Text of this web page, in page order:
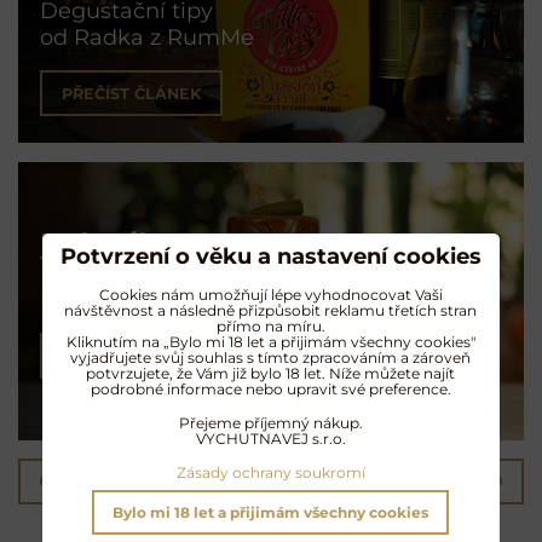
Degustační tipy
od Radka z RumMe
PŘEČÍST ČLÁNEK
Koktejly na rumu
Exotické opojení
NAMÍCHAT KOKTEJL
Předchozí produkt Následující produkt
Potvrzení o věku a nastavení cookies
Cookies nám umožňují lépe vyhodnocovat Vaši
návštěvnost a následně přizpůsobit reklamu třetích stran
přímo na míru.
Kliknutím na „Bylo mi 18 let a přijimám všechny cookies"
vyjadřujete svůj souhlas s tímto zpracováním a zároveň
potvrzujete, že Vám již bylo 18 let. Níže můžete najít
podrobné informace nebo upravit své preference.
Přejeme příjemný nákup.
VYCHUTNAVEJ s.r.o.
Zásady ochrany soukromí
Bylo mi 18 let a přijimám všechny cookies